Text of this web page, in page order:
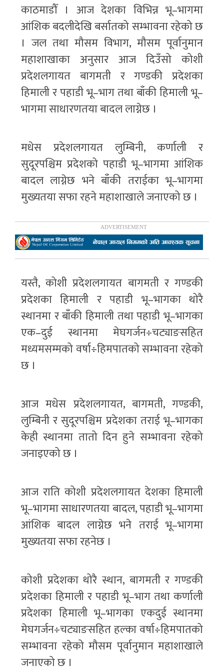
काठमाडौँ । आज देशका विभिन्न भू–भागमा
आंशिक बदलीदेखि बर्सातको सम्भावना रहेको छ
। जल तथा मौसम विभाग, मौसम पूर्वानुमान
महाशाखाका अनुसार आज दिउँसो कोशी
प्रदेशलगायत बागमती र गण्डकी प्रदेशका
हिमाली र पहाडी भू–भाग तथा बाँकी हिमाली भू–
भागमा साधारणतया बादल लाग्नेछ ।
मधेस प्रदेशलगायत लुम्बिनी, कर्णाली र
सुदूरपश्चिम प्रदेशको पहाडी भू–भागमा आंशिक
बादल लाग्नेछ भने बाँकी तराईका भू–भागमा
मुख्यतया सफा रहने महाशाखाले जनाएको छ ।
यस्तै, कोशी प्रदेशलगायत बागमती र गण्डकी
प्रदेशका हिमाली र पहाडी भू–भागका थोरै
स्थानमा र बाँकी हिमाली तथा पहाडी भू–भागका
एक–दुई स्थानमा मेघगर्जन÷चट्याङसहित
मध्यमसम्मको वर्षा÷हिमपातको सम्भावना रहेको
छ ।
आज मधेस प्रदेशलगायत, बागमती, गण्डकी,
लुम्बिनी र सुदूरपश्चिम प्रदेशका तराई भू–भागका
केही स्थानमा तातो दिन हुने सम्भावना रहेको
जनाइएको छ ।
आज राति कोशी प्रदेशलगायत देशका हिमाली
भू–भागमा साधारणतया बादल, पहाडी भू–भागमा
आंशिक बादल लाग्नेछ भने तराई भू–भागमा
मुख्यतया सफा रहनेछ ।
कोशी प्रदेशका थोरै स्थान, बागमती र गण्डकी
प्रदेशका हिमाली र पहाडी भू–भाग तथा कर्णाली
प्रदेशका हिमाली भू–भागका एकदुई स्थानमा
मेघगर्जन÷चट्याङसहित हल्का वर्षा÷हिमपातको
सम्भावना रहेको मौसम पूर्वानुमान महाशाखाले
जनाएको छ ।